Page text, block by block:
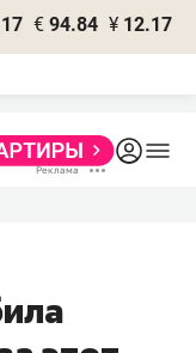
€ 94.84 ¥ 12.17